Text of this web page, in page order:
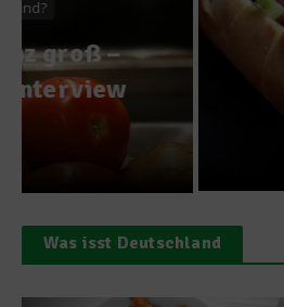
Rezepte
Der
Was isst Deutschland